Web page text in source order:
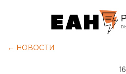
← НОВОСТИ